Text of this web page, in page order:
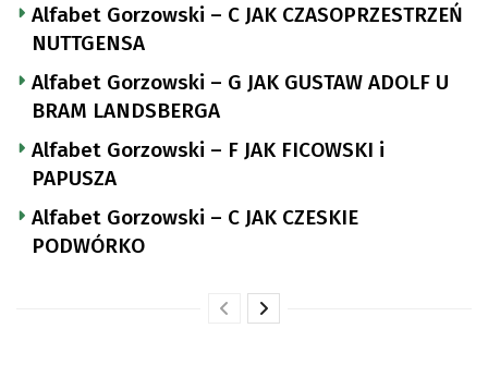
Alfabet Gorzowski – C JAK CZASOPRZESTRZEŃ
NUTTGENSA
Alfabet Gorzowski – G JAK GUSTAW ADOLF U
BRAM LANDSBERGA
Alfabet Gorzowski – F JAK FICOWSKI i
PAPUSZA
Alfabet Gorzowski – C JAK CZESKIE
PODWÓRKO